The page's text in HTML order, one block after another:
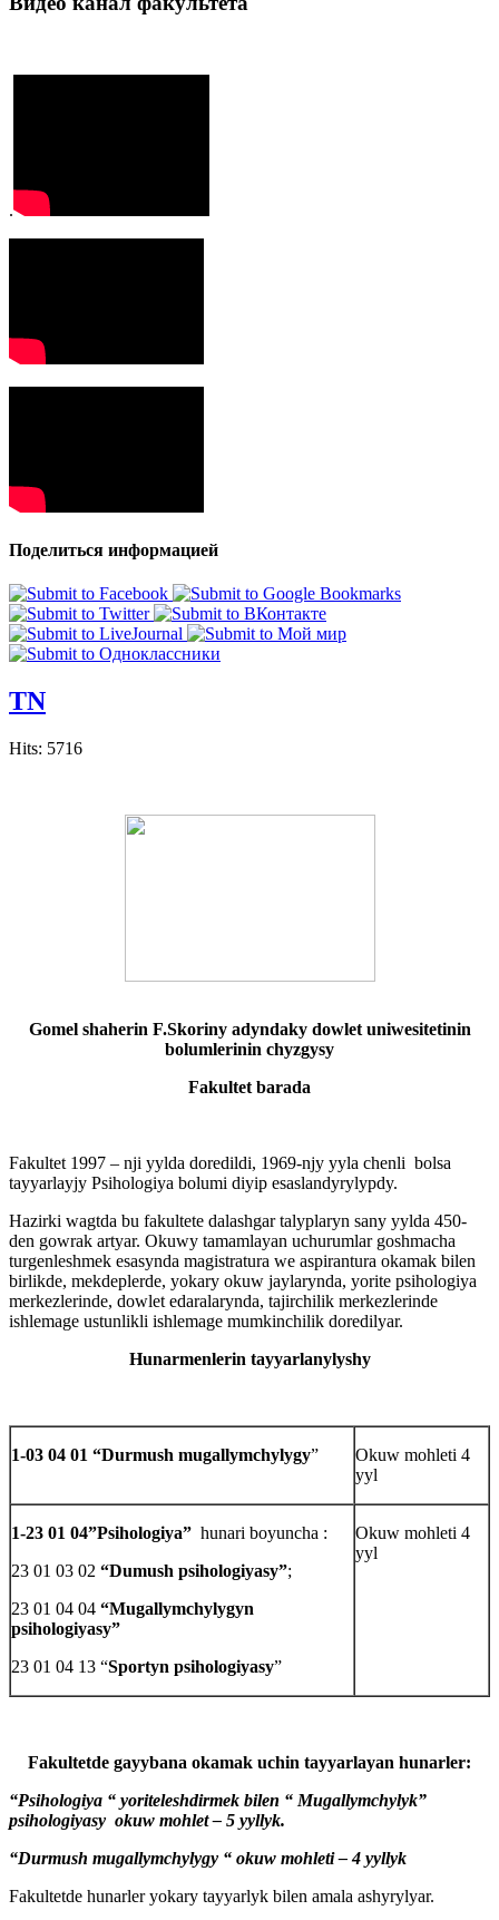
.
Поделиться информацией
TN
Hits: 5716
Gomel shaherin F.Skoriny adyndaky dowlet uniwesitetinin
bolumlerinin chyzgysy
Fakultet barada
Fakultet 1997 – nji yylda doredildi, 1969-njy yyla chenli bolsa
tayyarlayjy Psihologiya bolumi diyip esaslandyrylypdy.
Hazirki wagtda bu fakultete dalashgar talyplaryn sany yylda 450-
den gowrak artyar. Okuwy tamamlayan uchurumlar goshmacha
turgenleshmek esasynda magistratura we aspirantura okamak bilen
birlikde, mekdeplerde, yokary okuw jaylarynda, yorite psihologiya
merkezlerinde, dowlet edaralarynda, tajirchilik merkezlerinde
ishlemage ustunlikli ishlemage mumkinchilik doredilyar.
Hunarmenlerin tayyarlanylyshy
1-03 04 01 “Durmush mugallymchylygy”
Okuw mohleti 4
yyl
1-23 01 04”Psihologiya” hunari boyuncha :
23 01 03 02 “Dumush psihologiyasy”;
23 01 04 04 “Mugallymchylygyn
psihologiyasy”
23 01 04 13 “Sportyn psihologiyasy”
Okuw mohleti 4
yyl
Fakultetde gayybana okamak uchin tayyarlayan hunarler:
“Psihologiya “ yoriteleshdirmek bilen “ Mugallymchylyk”
psihologiyasy okuw mohlet – 5 yyllyk.
“Durmush mugallymchylygy “ okuw mohleti – 4 yyllyk
Fakultetde hunarler yokary tayyarlyk bilen amala ashyrylyar.